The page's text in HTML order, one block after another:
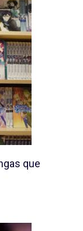
que